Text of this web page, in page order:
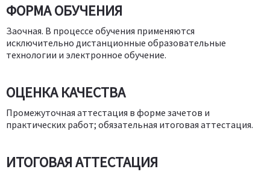
ФОРМА ОБУЧЕНИЯ
Заочная. В процессе обучения применяются
исключительно дистанционные образовательные
технологии и электронное обучение.
ОЦЕНКА КАЧЕСТВА
Промежуточная аттестация в форме зачетов и
практических работ; обязательная итоговая аттестация.
ИТОГОВАЯ АТТЕСТАЦИЯ